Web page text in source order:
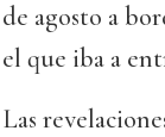
de agosto a
el que iba a
Las